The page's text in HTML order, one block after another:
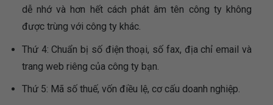
dễ nhớ và hơn hết cách phát âm tên công ty không
được trùng với công ty khác.
Thứ 4: Chuẩn bị số điện thoại, số fax, địa chỉ email và
trang web riêng của công ty bạn.
Thứ 5: Mã số thuế, vốn điều lệ, cơ cấu doanh nghiệp.